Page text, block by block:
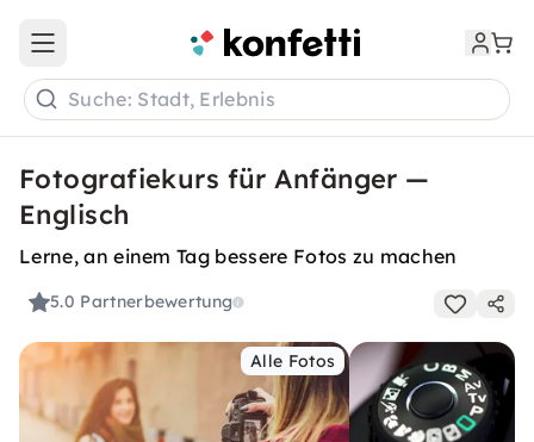
Open main menu
Suche: Stadt, Erlebnis
Fotografiekurs für Anfänger —
Englisch
Lerne, an einem Tag bessere Fotos zu machen
5.0 Partnerbewertung
Alle Fotos